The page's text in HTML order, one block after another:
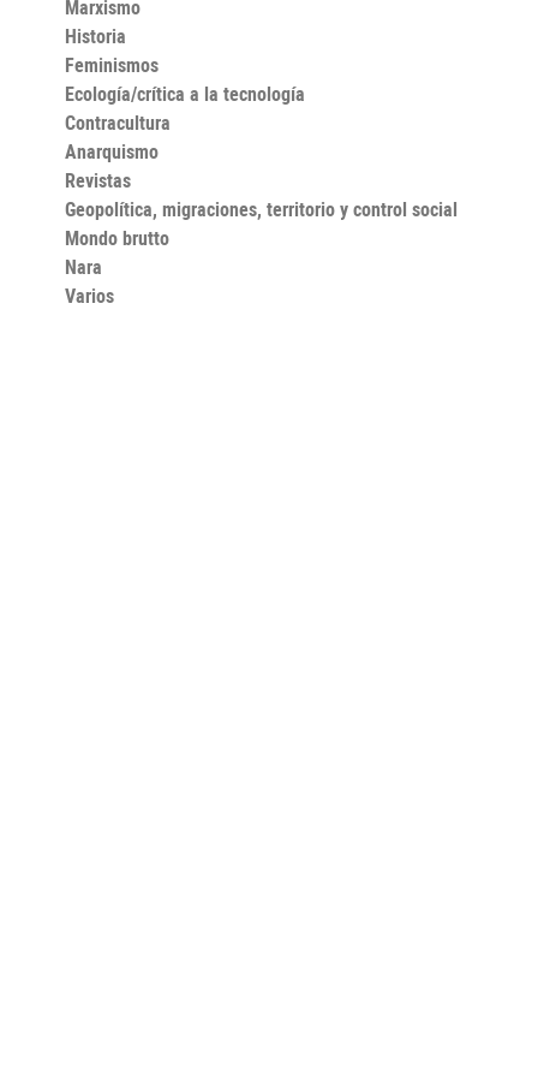
Marxismo
Historia
Feminismos
Ecología/crítica a la tecnología
Contracultura
Anarquismo
Revistas
Geopolítica, migraciones, territorio y control social
Mondo brutto
Nara
Varios